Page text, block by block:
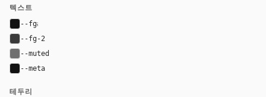
텍스트
--fg#111111
--fg-2
--muted
--meta
테두리